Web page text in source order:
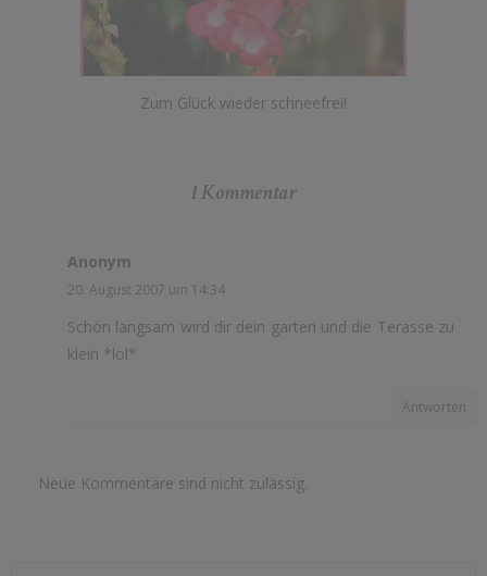
Zum Glück wieder schneefrei!
1 Kommentar
Anonym
20. August 2007 um 14:34
Schön langsam wird dir dein garten und die Terasse zu
klein *lol*
Antworten
Neue Kommentare sind nicht zulässig.